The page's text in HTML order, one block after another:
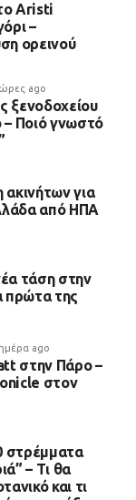
Aristi
–
ορεινού
ago
ξενοδοχείου
– Ποιό γνωστό
για
από ΗΠΑ
τάση στην
πρώτα της
ago
στην Πάρο –
στον
στρέμματα
– Τι θα
και τι